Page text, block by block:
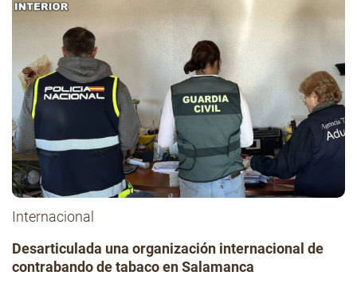
Internacional
Desarticulada una organización internacional de
contrabando de tabaco en Salamanca